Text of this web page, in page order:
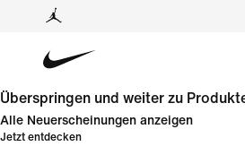
Überspringen und weiter zu
Alle Neuerscheinungen anzeigen
Jetzt entdecken